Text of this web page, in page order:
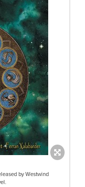
by Westwind